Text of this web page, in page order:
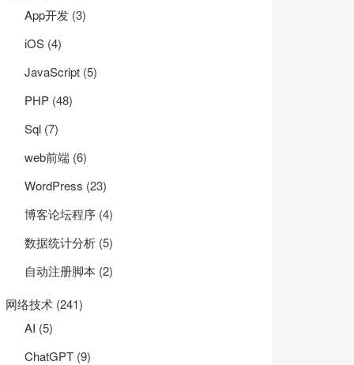
App开发 (3)
iOS (4)
JavaScript (5)
PHP (48)
Sql (7)
web前端 (6)
WordPress (23)
博客论坛程序 (4)
数据统计分析 (5)
自动注册脚本 (2)
网络技术 (241)
AI (5)
ChatGPT (9)